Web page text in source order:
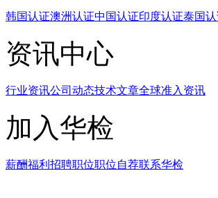
韩国认证澳洲认证中国认证印度认证泰国
资讯中心
行业资讯公司动态技术文章全球准入资讯
加入华检
薪酬福利 招聘职位职位自荐联系华检